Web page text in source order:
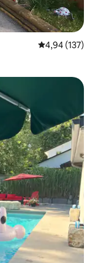
Note
4,94 (137)